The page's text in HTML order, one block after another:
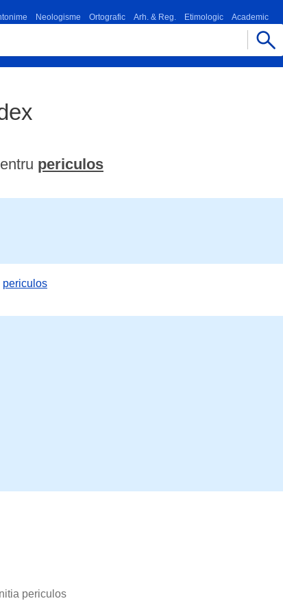
Neologisme Ortografic Arh. & Reg. Etimologic Academic
periculos
periculos
periculos